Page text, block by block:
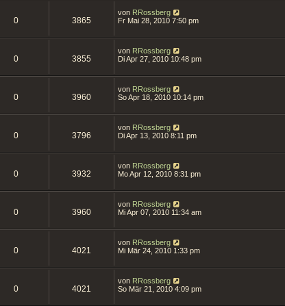
0 3865
von RRossberg
Fr Mai 28, 2010 7:50 pm
0 3855
von RRossberg
Di Apr 27, 2010 10:48 pm
0 3960
von RRossberg
So Apr 18, 2010 10:14 pm
0 3796
von RRossberg
Di Apr 13, 2010 8:11 pm
0 3932
von RRossberg
Mo Apr 12, 2010 8:31 pm
0 3960
von RRossberg
Mi Apr 07, 2010 11:34 am
0 4021
von RRossberg
Mi Mär 24, 2010 1:33 pm
0 4021
von RRossberg
So Mär 21, 2010 4:09 pm